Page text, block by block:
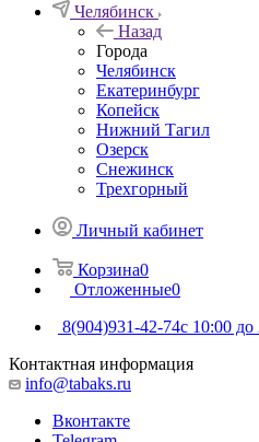
Челябинск
Назад
Города
Челябинск
Екатеринбург
Копейск
Нижний Тагил
Озерск
Снежинск
Трехгорный
Личный кабинет
Корзина0
Отложенные0
8(904)931-42-74с 10:00 до
Контактная информация
info@tabaks.ru
Вконтакте